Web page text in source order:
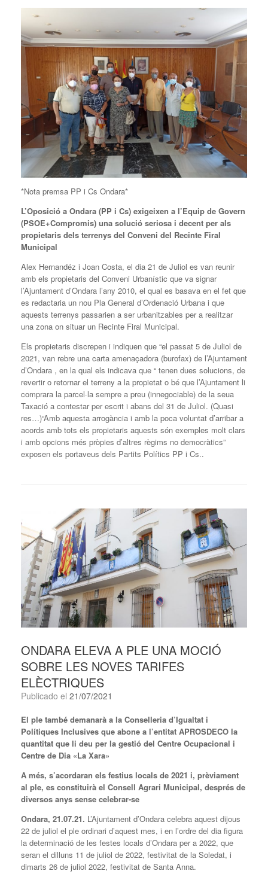
*Nota premsa PP i Cs Ondara*
L’Oposició a Ondara (PP i Cs) exigeixen a l’Equip de Govern
(PSOE+Compromis) una solució seriosa i decent per als
propietaris dels terrenys del Conveni del Recinte Firal
Municipal
Alex Hernandéz i Joan Costa, el dia 21 de Juliol es van reunir
amb els propietaris del Conveni Urbanístic que va signar
l’Ajuntament d’Ondara l’any 2010, el qual es basava en el fet que
es redactaria un nou Pla General d’Ordenació Urbana i que
aquests terrenys passarien a ser urbanitzables per a realitzar
una zona on situar un Recinte Firal Municipal.
Els propietaris discrepen i indiquen que “el passat 5 de Juliol de
2021, van rebre una carta amenaçadora (burofax) de l’Ajuntament
d’Ondara , en la qual els indicava que “ tenen dues solucions, de
revertir o retornar el terreny a la propietat o bé que l’Ajuntament li
comprara la parcel·la sempre a preu (innegociable) de la seua
Taxació a contestar per escrit i abans del 31 de Juliol. (Quasi
res…)“Amb aquesta arrogància i amb la poca voluntat d’arribar a
acords amb tots els propietaris aquests són exemples molt clars
i amb opcions més pròpies d’altres règims no democràtics”
exposen els portaveus dels Partits Polítics PP i Cs..
ONDARA ELEVA A PLE UNA MOCIÓ
SOBRE LES NOVES TARIFES
ELÈCTRIQUES
Publicado el 21/07/2021
El ple també demanarà a la Conselleria d’Igualtat i
Polítiques Inclusives que abone a l’entitat APROSDECO la
quantitat que li deu per la gestió del Centre Ocupacional i
Centre de Dia «La Xara»
A més, s’acordaran els festius locals de 2021 i, prèviament
al ple, es constituirà el Consell Agrari Municipal, després de
diversos anys sense celebrar-se
Ondara, 21.07.21. L’Ajuntament d’Ondara celebra aquest dijous
22 de juliol el ple ordinari d’aquest mes, i en l’ordre del dia figura
la determinació de les festes locals d’Ondara per a 2022, que
seran el dilluns 11 de juliol de 2022, festivitat de la Soledat, i
dimarts 26 de juliol 2022, festivitat de Santa Anna.